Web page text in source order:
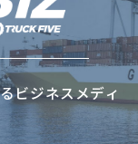
ビジネスメディ